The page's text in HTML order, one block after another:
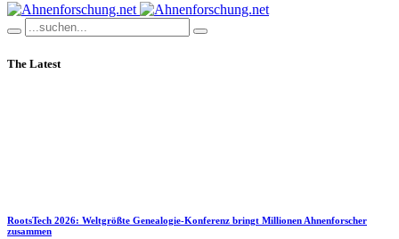
The Latest
RootsTech 2026: Weltgrößte Genealogie-Konferenz bringt Millionen Ahnenforscher
zusammen